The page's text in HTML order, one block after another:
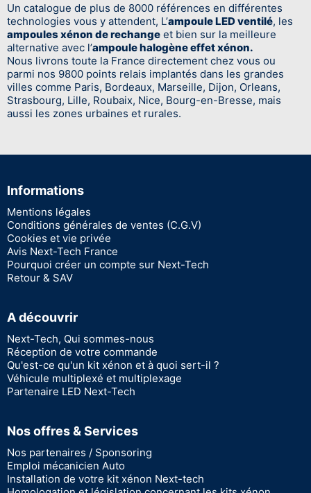
Un catalogue de plus de 8000 références en différentes
technologies vous y attendent, L’ampoule LED ventilé, les
ampoules xénon de rechange et bien sur la meilleure
alternative avec l’ampoule halogène effet xénon.
Nous livrons toute la France directement chez vous ou
parmi nos 9800 points relais implantés dans les grandes
villes comme Paris, Bordeaux, Marseille, Dijon, Orleans,
Strasbourg, Lille, Roubaix, Nice, Bourg-en-Bresse, mais
aussi les zones urbaines et rurales.
Informations
Mentions légales
Conditions générales de ventes (C.G.V)
Cookies et vie privée
Avis Next-Tech France
Pourquoi créer un compte sur Next-Tech
Retour & SAV
A découvrir
Next-Tech, Qui sommes-nous
Réception de votre commande
Qu'est-ce qu'un kit xénon et à quoi sert-il ?
Véhicule multiplexé et multiplexage
Partenaire LED Next-Tech
Nos offres & Services
Nos partenaires / Sponsoring
Emploi mécanicien Auto
Installation de votre kit xénon Next-tech